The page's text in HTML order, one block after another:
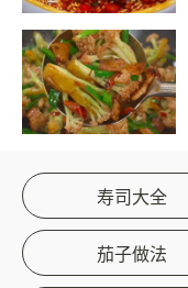
寿司大全
茄子做法